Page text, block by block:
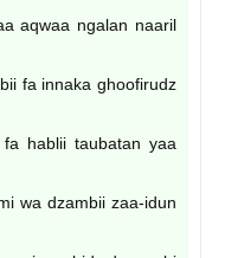
aqwaa ngalan naaril
fa innaka ghoofirudz
fa hablii taubatan yaa
wa dzambii zaa-idun